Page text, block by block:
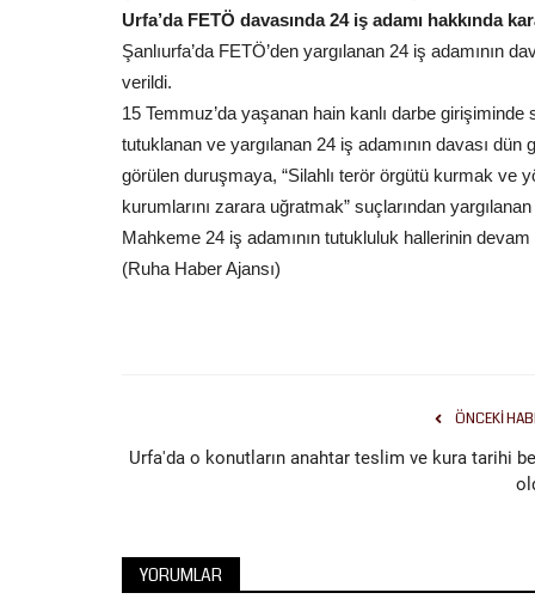
Urfa’da FETÖ davasında 24 iş adamı hakkında
Şanlıurfa’da FETÖ’den yargılanan 24 iş adamının
verildi.
15 Temmuz’da yaşanan hain kanlı darbe
tutuklanan ve yargılanan 24 iş adamının davası
görülen duruşmaya, “Silahlı terör örgütü kurmak ve
kurumlarını zarara uğratmak” suçlarından
Mahkeme 24 iş adamının tutukluluk hallerinin
(Ruha Haber Ajansı)
ÖNCEKI
Urfa'da o konutların anahtar teslim ve kura tarihi
YORUMLAR